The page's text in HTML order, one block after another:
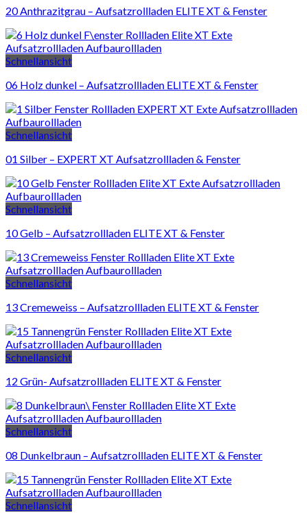
20 Anthrazitgrau – Aufsatzrollladen ELITE XT & Fenster
Schnellansicht
06 Holz dunkel – Aufsatzrollladen ELITE XT & Fenster
Schnellansicht
01 Silber – EXPERT XT Aufsatzrollladen & Fenster
Schnellansicht
10 Gelb – Aufsatzrollladen ELITE XT & Fenster
Schnellansicht
13 Cremeweiss – Aufsatzrollladen ELITE XT & Fenster
Schnellansicht
12 Grün- Aufsatzrollladen ELITE XT & Fenster
Schnellansicht
08 Dunkelbraun – Aufsatzrollladen ELITE XT & Fenster
Schnellansicht